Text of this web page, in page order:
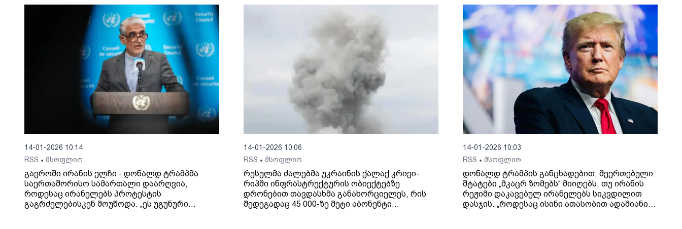
უბრალოდ საგარეო პოლიტიკა კი არ აქვს
არასწორი, არამედ კაცობრიობას სიცოცხლეს,
ადამიანს უპირისპირდება.
ძალების სამხედრო მოსამსახურეებმა
დროშები საზეიმოდ აღმართეს.
ქვეშ მყოფი ი.ი. დააკავეს.
14-01-2026 10:14
RSS • მსოფლიო
გაეროში ირანის ელჩი - დონალდ ტრამპმა
საერთაშორისო სამართალი დაარღვია,
როდესაც ირანელებს პროტესტის
გაგრძელებისკენ მოუწოდა. „ეს უგუნური
14-01-2026 10:06
RSS • მსოფლიო
რუსულმა ძალებმა უკრაინის ქალაქ კრივი-
რიჰში ინფრასტრუქტურის ობიექტებზე
დრონებით თავდასხმა განახორციელეს, რის
შედეგადაც 45 000-ზე მეტი აბონენტი
14-01-2026 10:03
RSS • მსოფლიო
დონალდ ტრამპის განცხადებით, შეერთებული
შტატები „მკაცრ ზომებს“ მიიღებს, თუ ირანის
რეჟიმი დაკავებულ ირანელებს სიკვდილით
დასჯის. „როდესაც ისინი ათასობით ადამიანის